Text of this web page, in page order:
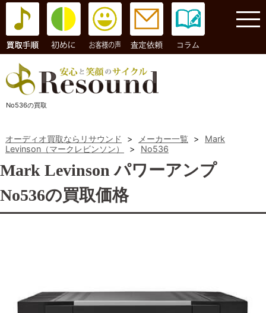
コラム
No536の買取
オーディオ買取ならリサウンド > メーカー一覧 >
Mark
Levinson（マークレビンソン）
> No536
Mark Levinson パワーアンプ
No536の買取価格